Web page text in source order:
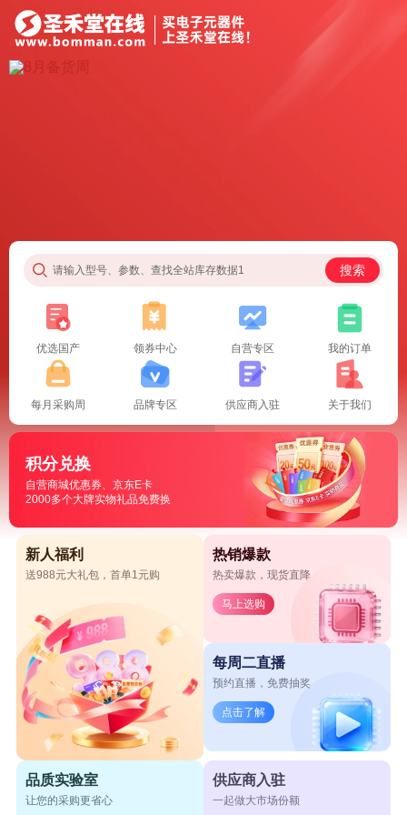
请输入型号、参数、查找全站库存数据1 搜索
优选国产 领券中心 自营专区 我的订单
每月采购周 品牌专区 供应商入驻 关于我们
积分兑换
自营商城优惠券、京东E卡
2000多个大牌实物礼品免费换
新人福利
送988元大礼包，首单1元购
热销爆款
热卖爆款，现货直降
马上选购
每周二直播
预约直播，免费抽奖
点击了解
品质实验室
让您的采购更省心
供应商入驻
一起做大市场份额